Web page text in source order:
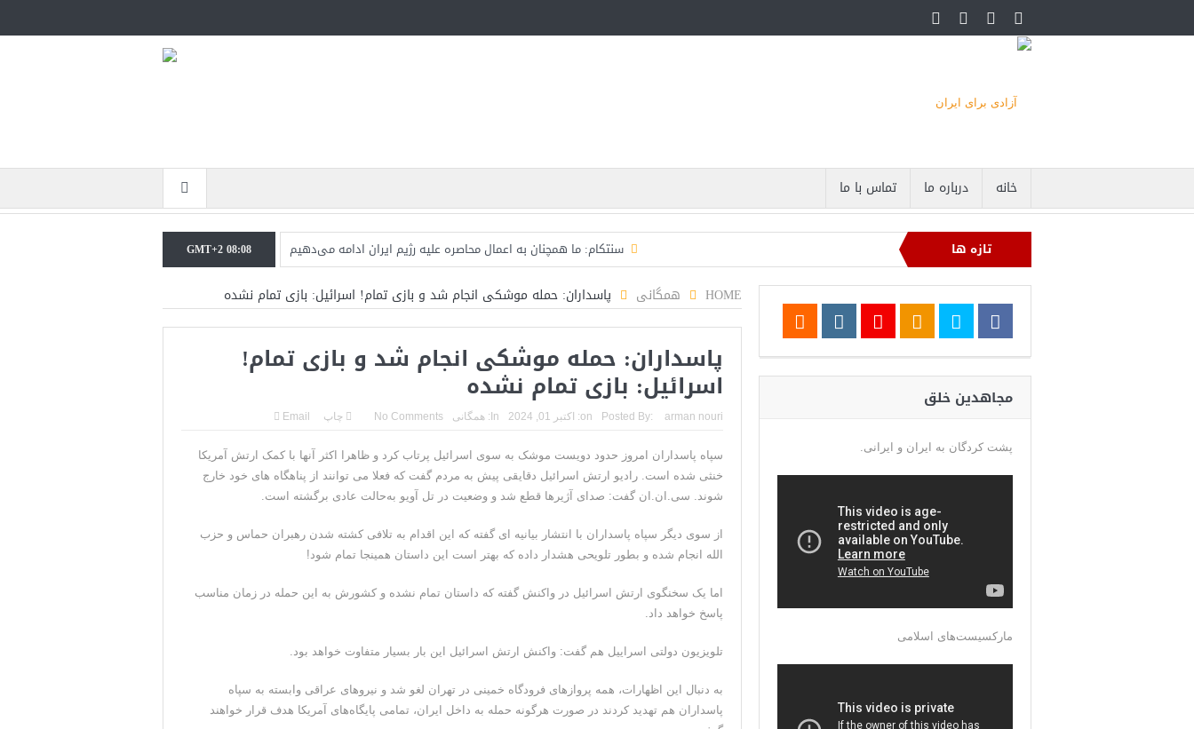
خانه درباره ما تماس با ما
تازه ها
سنتکام: ما همچنان به اعمال محاصره علیه رژیم ایران ادامه می‌دهیم
اسرائیل: حزب‌الله توافق آتش‌بس را نقض کرده، اقدام قاطعانه‌ای در راه است
حمله دوباره حوثی‌ها به عربستان؛ سپاه: هیچ توافقی را نهایی نخواهیم کرد+تحلیل
ترامپ: سرمایه‌گذاران دریافته‌اند که آمریکا در حال پیروزی است
مذاکرات تنگه هرمز به نتیجه نرسید؛ سپاه جنگ را برگزید/بازگشت دو ناو هواپیمابر
ونزوئلا؛ منتقدان ترامپ اذعان می‌کنند که حق با او بود وضعیت بهبود یافته است
دیپلمات حکومتی: ترامپ می‌خواهد یک بار برای همیشه نسخه ما را بپیچد+تحلیل
ترامپ: این آخرین فرصت برای حکومت ایران است، امیدوارم سر عقل بیایند
ترامپ: رهبری حکومت ایران فریبکار و دورویی عجیبی از خود نشان می‌دهد
GMT+2 08:08
HOME همگانی پاسداران: حمله موشکی انجام شد و بازی تمام! اسرائیل: بازی تمام نشده
پاسداران: حمله موشکی انجام شد و بازی تمام!
اسرائیل: بازی تمام نشده
Posted By: arman nouri
on: اکتبر 01, 2024 In: همگانی No Comments چاپ Email
سپاه پاسداران امروز حدود دویست موشک به سوی اسرائیل پرتاب کرد و ظاهرا اکثر آنها با کمک ارتش آمریکا
خنثی شده است. رادیو ارتش اسرائیل دقایقی پیش به مردم گفت که فعلا می توانند از پناهگاه های خود خارج
شوند. سی.ان.ان گفت: صدای آژیرها قطع شد و وضعیت در تل آویو به‌حالت عادی برگشته است.
از سوی دیگر سپاه پاسداران با انتشار بیانیه ای گفته که این اقدام به تلافی کشته شدن رهبران حماس و حزب
الله انجام شده و بطور تلویحی هشدار داده که بهتر است این داستان همینجا تمام شود!
اما یک سخنگوی ارتش اسرائیل در واکنش گفته که داستان تمام نشده و کشورش به این حمله در زمان مناسب
پاسخ خواهد داد.
تلویزیون دولتی اسراییل هم گفت: واکنش ارتش اسرائیل این بار بسیار متفاوت خواهد بود.
به دنبال این اظهارات، همه پروازهای فرودگاه خمینی در تهران لغو شد و نیروهای عراقی وابسته به سپاه
پاسداران هم تهدید کردند در صورت هرگونه حمله به داخل ایران، تمامی پایگاه‌های آمریکا هدف قرار خواهند
مجاهدین خلق
پشت کردگان به ایران و ایرانی.
مارکسیست‌های اسلامی